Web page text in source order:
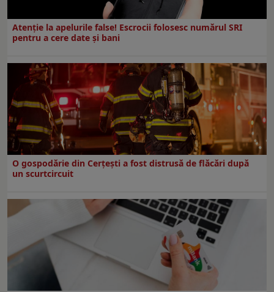
Atenție la apelurile false! Escrocii folosesc numărul SRI
pentru a cere date și bani
O gospodărie din Cerțești a fost distrusă de flăcări după
un scurtcircuit